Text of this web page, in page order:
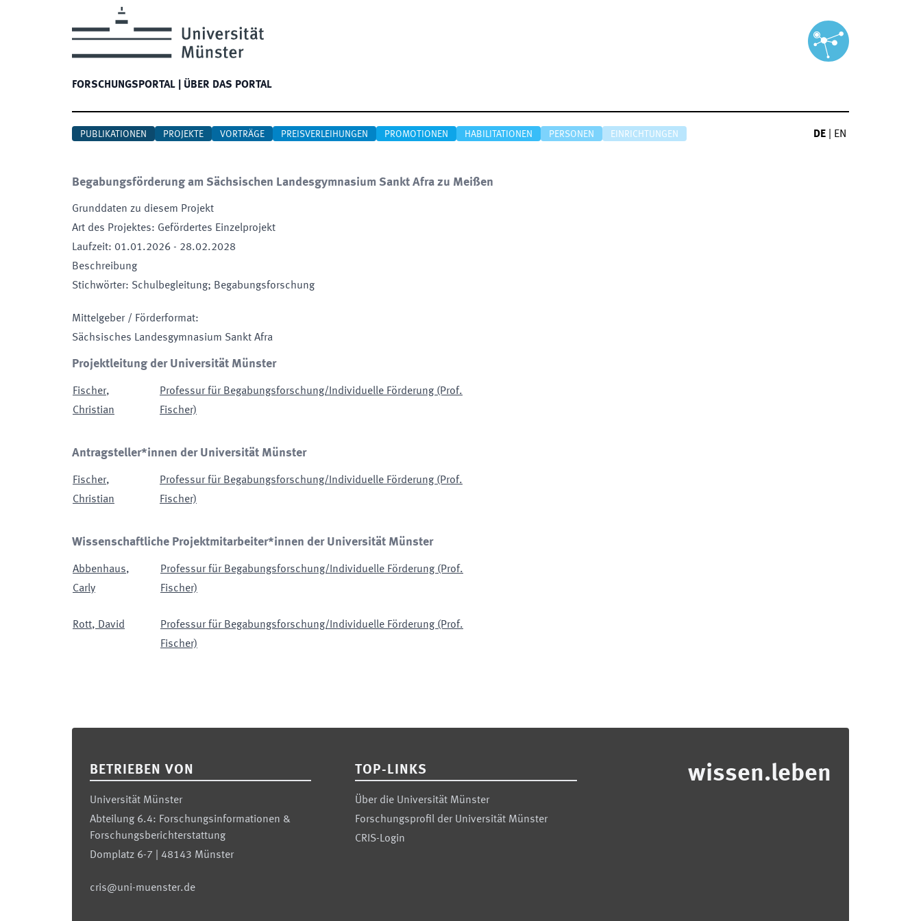
FORSCHUNGSPORTAL ÜBER DAS PORTAL
PUBLIKATIONEN PROJEKTE VORTRÄGE PREISVERLEIHUNGEN PROMOTIONEN HABILITATIONEN PERSONEN EINRICHTUNGEN DE EN
Begabungsförderung am Sächsischen Landesgymnasium Sankt Afra zu Meißen
Grunddaten zu diesem Projekt
Art des Projektes: Gefördertes Einzelprojekt
Laufzeit: 01.01.2026 - 28.02.2028
Beschreibung
Stichwörter: Schulbegleitung; Begabungsforschung
Mittelgeber / Förderformat:
Sächsisches Landesgymnasium Sankt Afra
Projektleitung der Universität Münster
Fischer,
Christian
Professur für Begabungsforschung/Individuelle Förderung (Prof.
Fischer)
Antragsteller*innen der Universität Münster
Fischer,
Christian
Professur für Begabungsforschung/Individuelle Förderung (Prof.
Fischer)
Wissenschaftliche Projektmitarbeiter*innen der Universität Münster
Abbenhaus,
Carly
Professur für Begabungsforschung/Individuelle Förderung (Prof.
Fischer)
Rott, David
Professur für Begabungsforschung/Individuelle Förderung (Prof.
Fischer)
BETRIEBEN VON
Universität Münster
Abteilung 6.4: Forschungsinformationen &
Forschungsberichterstattung
Domplatz 6-7 | 48143 Münster
cris@uni-muenster.de
TOP-LINKS
Über die Universität Münster
Forschungsprofil der Universität Münster
CRIS-Login
wissen.leben